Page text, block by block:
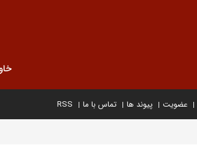
عضویت پیوند ها تماس با ما RSS